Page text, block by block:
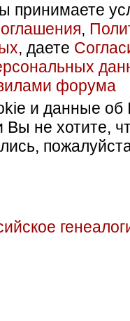
принимаете
,
, даете
форума
и данные об
Вы не хотите,